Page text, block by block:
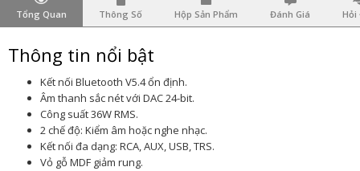
Tổng Quan Thông Số Hộp Sản Phẩm Đánh Giá Hỏi
Thông tin nổi bật
Kết nối Bluetooth V5.4 ổn định.
Âm thanh sắc nét với DAC 24-bit.
Công suất 36W RMS.
2 chế độ: Kiểm âm hoặc nghe nhạc.
Kết nối đa dạng: RCA, AUX, USB, TRS.
Vỏ gỗ MDF giảm rung.